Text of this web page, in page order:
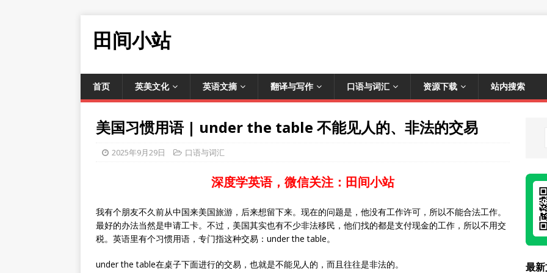
田间小站
首页 英美文化 英语文摘 翻译与写作 口语与词汇 资源下载 站内搜索
美国习惯用语 | under the table 不能见人的、非法的交易
2025年9月29日 口语与词汇
深度学英语，微信关注：田间小站
我有个朋友不久前从中国来美国旅游，后来想留下来。现在的问题是，他没有工作许可，所以不能合法工作。
最好的办法当然是申请工卡。不过，美国其实也有不少非法移民，他们找的都是支付现金的工作，所以不用交
税。英语里有个习惯用语，专门指这种交易：under the table。
under the table在桌子下面进行的交易，也就是不能见人的，而且往往是非法的。 最